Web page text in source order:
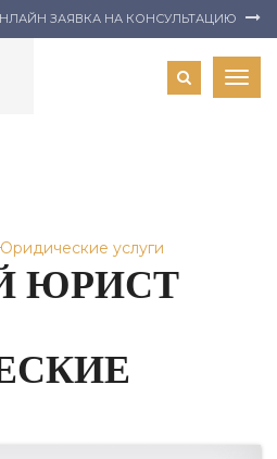
ЗАЯВКА НА КОНСУЛЬТАЦИЮ
услуги
ЮРИСТ